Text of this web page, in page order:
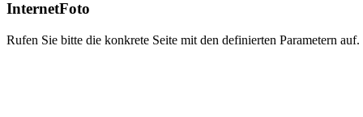
InternetFoto
Rufen Sie bitte die konkrete Seite mit den definierten Parametern auf.